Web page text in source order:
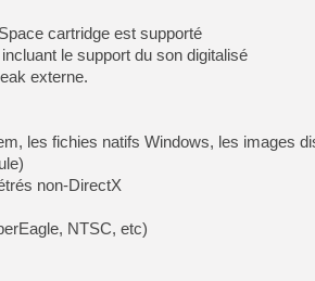
[LS] [PS5] Le WebKit
[GK] Oubliez Crazy Taxi,
[LS] [Switch] NSZ 5.0.0
[GK] No More Room in
cartridge est supporté
le support du son digitalisé
externe.
les fichies natifs Windows, les images
non-DirectX
NTSC, etc)